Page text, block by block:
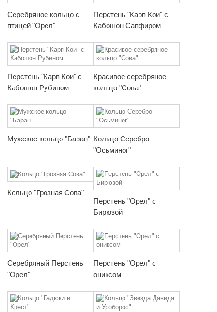
Серебряное кольцо с
птицей "Орел"
Перстень "Карп Кои" с
Кабошон Сапфиром
Перстень "Карп Кои" с
Кабошон Рубином
Красивое серебряное
кольцо "Сова"
Мужское кольцо "Баран" Кольцо Серебро
"Осьминог"
Кольцо "Грозная Сова"
Перстень "Орел" с
Бирюзой
Серебряный Перстень
"Орел"
Перстень "Орел" с
ониксом